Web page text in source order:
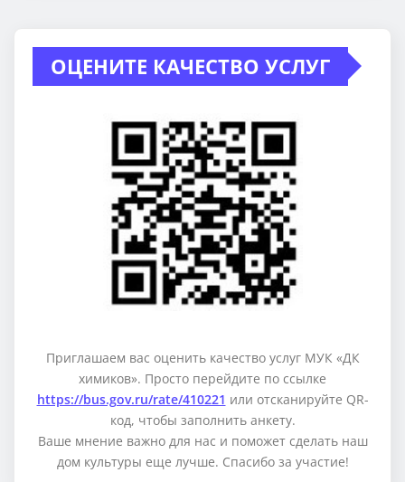
ОЦЕНИТЕ КАЧЕСТВО УСЛУГ
Приглашаем вас оценить качество услуг МУК «ДК
химиков». Просто перейдите по ссылке
https://bus.gov.ru/rate/410221 или отсканируйте QR-
код, чтобы заполнить анкету.
Ваше мнение важно для нас и поможет сделать наш
дом культуры еще лучше. Спасибо за участие!